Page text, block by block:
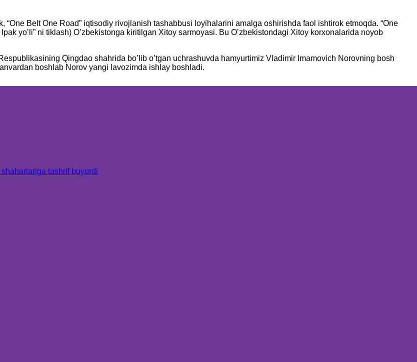
tashrif buyurdi
“One Belt One Road” iqtisodiy rivojlanish tashabbusi loyihalarini amalga oshirishda faol ishtirok etmoqda. “One
yo’li” ni tiklash) O’zbekistonga kiritilgan Xitoy sarmoyasi. Bu O’zbekistondagi Xitoy korxonalarida noyob
Qingdao shahrida bo’lib o’tgan uchrashuvda hamyurtimiz Vladimir Imamovich Norovning bosh
boshlab Norov yangi lavozimda ishlay boshladi.